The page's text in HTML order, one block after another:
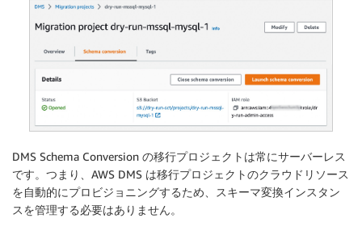
DMS Schema Conversion の移行プロジェクトは常にサーバーレス
です。つまり、AWS DMS は移行プロジェクトのクラウドリソース
を自動的にプロビジョニングするため、スキーマ変換インスタン
スを管理する必要はありません。